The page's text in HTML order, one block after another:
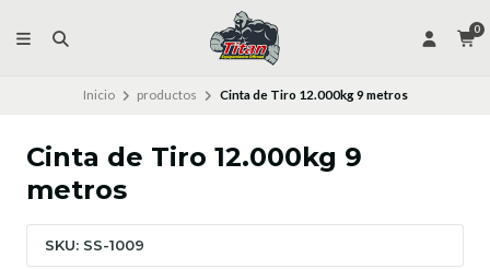
0
Inicio productos Cinta de Tiro 12.000kg 9 metros
Cinta de Tiro 12.000kg 9
metros
SKU: SS-1009